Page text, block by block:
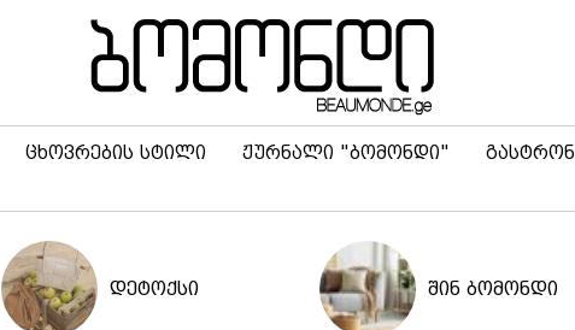
ცხოვრების სტილი ჟურნალი "ბომონდი"
დეტოქსი შინ ბომონდი